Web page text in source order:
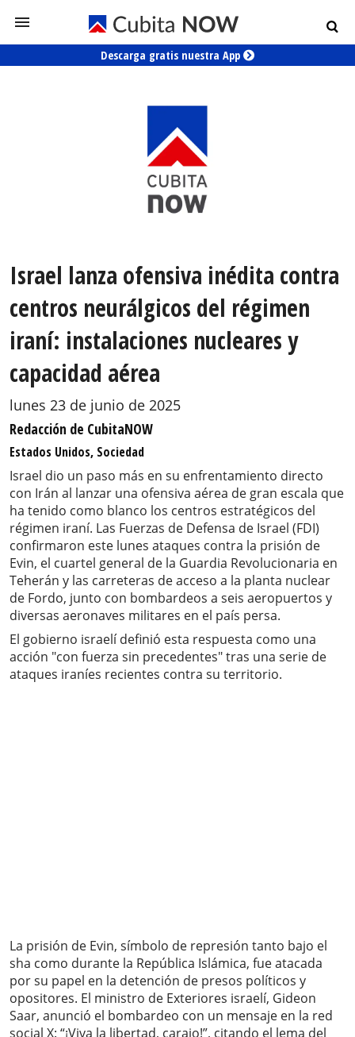
Descarga gratis nuestra App
Israel lanza ofensiva inédita contra
centros neurálgicos del régimen
iraní: instalaciones nucleares y
capacidad aérea
lunes 23 de junio de 2025
Redacción de CubitaNOW
Estados Unidos, Sociedad
Israel dio un paso más en su enfrentamiento directo
con Irán al lanzar una ofensiva aérea de gran escala que
ha tenido como blanco los centros estratégicos del
régimen iraní. Las Fuerzas de Defensa de Israel (FDI)
confirmaron este lunes ataques contra la prisión de
Evin, el cuartel general de la Guardia Revolucionaria en
Teherán y las carreteras de acceso a la planta nuclear
de Fordo, junto con bombardeos a seis aeropuertos y
diversas aeronaves militares en el país persa.
El gobierno israelí definió esta respuesta como una
acción "con fuerza sin precedentes" tras una serie de
ataques iraníes recientes contra su territorio.
La prisión de Evin, símbolo de represión tanto bajo el
sha como durante la República Islámica, fue atacada
por su papel en la detención de presos políticos y
opositores. El ministro de Exteriores israelí, Gideon
Saar, anunció el bombardeo con un mensaje en la red
social X: “¡Viva la libertad, carajo!”, citando el lema del